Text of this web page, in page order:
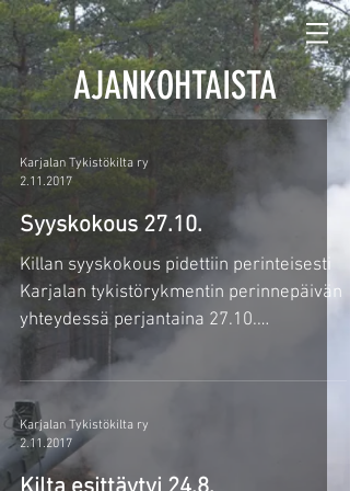
AJANKOHTAISTA
Karjalan Tykistökilta ry
2.11.2017
Syyskokous 27.10.
Killan syyskokous pidettiin perinteisesti
Karjalan tykistörykmentin perinnepäivän
yhteydessä perjantaina 27.10.
Karjalan Tykistökilta ry
2.11.2017